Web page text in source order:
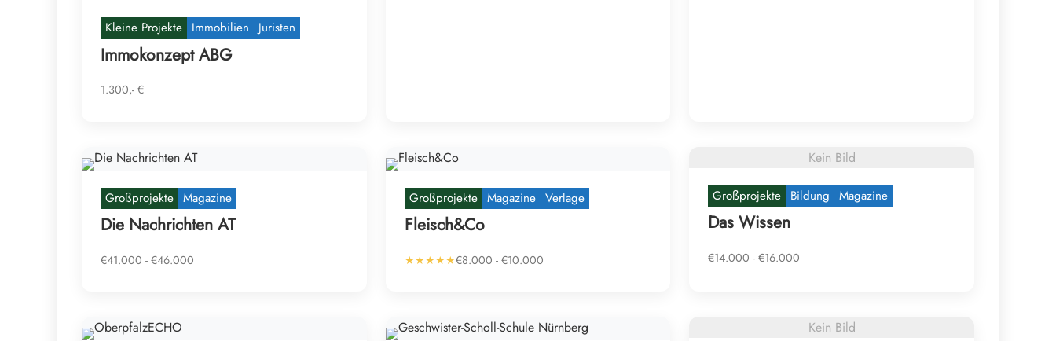
Kleine Projekte Immobilien Juristen
Immokonzept ABG
1.300,- €
Großprojekte Magazine
Die Nachrichten AT
€41.000 - €46.000
Großprojekte Magazine Verlage
Fleisch&Co
★★★★★€8.000 - €10.000
Kein Bild
Großprojekte Bildung Magazine
Das Wissen
€14.000 - €16.000
Kein Bild